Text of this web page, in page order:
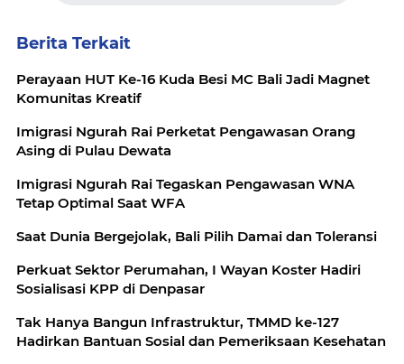
Berita Terkait
Perayaan HUT Ke-16 Kuda Besi MC Bali Jadi Magnet
Komunitas Kreatif
Imigrasi Ngurah Rai Perketat Pengawasan Orang
Asing di Pulau Dewata
Imigrasi Ngurah Rai Tegaskan Pengawasan WNA
Tetap Optimal Saat WFA
Saat Dunia Bergejolak, Bali Pilih Damai dan Toleransi
Perkuat Sektor Perumahan, I Wayan Koster Hadiri
Sosialisasi KPP di Denpasar
Tak Hanya Bangun Infrastruktur, TMMD ke-127
Hadirkan Bantuan Sosial dan Pemeriksaan Kesehatan